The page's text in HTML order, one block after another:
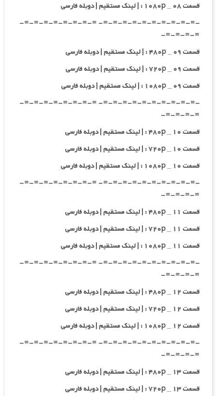
قسمت ۰۸ _ ۱۰۸۰p : | لینک مستقیم | دوبله فارسی
-=-=-=-=-=-=-=-=-=-=- =-=-=-=-=-=-=-=-
=-=-=-=-
قسمت ۰۹ _ ۴۸۰p : | لینک مستقیم | دوبله فارسی
قسمت ۰۹ _ ۷۲۰p : | لینک مستقیم | دوبله فارسی
قسمت ۰۹ _ ۱۰۸۰p : | لینک مستقیم | دوبله فارسی
-=-=-=-=-=-=-=-=-=-=- =-=-=-=-=-=-=-=-
=-=-=-=-
قسمت ۱۰ _ ۴۸۰p : | لینک مستقیم | دوبله فارسی
قسمت ۱۰ _ ۷۲۰p : | لینک مستقیم | دوبله فارسی
قسمت ۱۰ _ ۱۰۸۰p : | لینک مستقیم | دوبله فارسی
-=-=-=-=-=-=-=-=-=-=- =-=-=-=-=-=-=-=-
=-=-=-=-
قسمت ۱۱ _ ۴۸۰p : | لینک مستقیم | دوبله فارسی
قسمت ۱۱ _ ۷۲۰p : | لینک مستقیم | دوبله فارسی
قسمت ۱۱ _ ۱۰۸۰p : | لینک مستقیم | دوبله فارسی
-=-=-=-=-=-=-=-=-=-=- =-=-=-=-=-=-=-=-
=-=-=-=-
قسمت ۱۲ _ ۴۸۰p : | لینک مستقیم | دوبله فارسی
قسمت ۱۲ _ ۷۲۰p : | لینک مستقیم | دوبله فارسی
قسمت ۱۲ _ ۱۰۸۰p : | لینک مستقیم | دوبله فارسی
-=-=-=-=-=-=-=-=-=-=- =-=-=-=-=-=-=-=-
=-=-=-=-
قسمت ۱۳ _ ۴۸۰p : | لینک مستقیم | دوبله فارسی
قسمت ۱۳ _ ۷۲۰p : | لینک مستقیم | دوبله فارسی